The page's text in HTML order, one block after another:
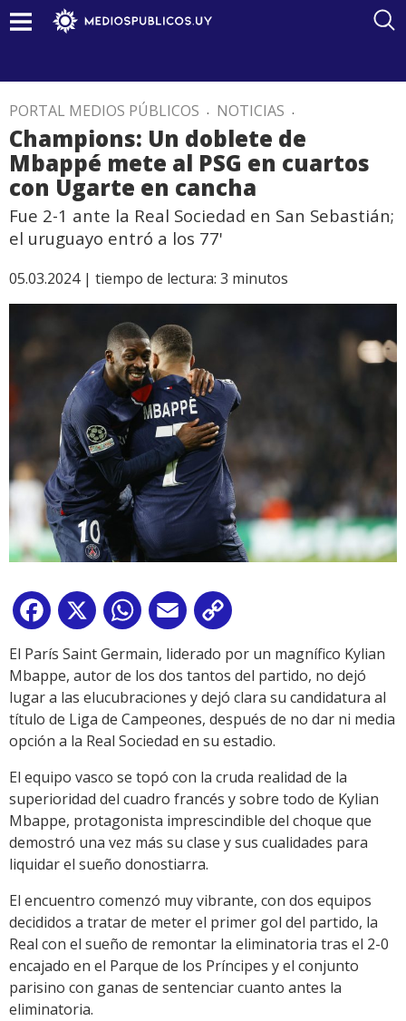
PORTAL MEDIOS PÚBLICOS . NOTICIAS .
Champions: Un doblete de
Mbappé mete al PSG en cuartos
con Ugarte en cancha
Fue 2-1 ante la Real Sociedad en San Sebastián;
el uruguayo entró a los 77'
05.03.2024 | tiempo de lectura: 3 minutos
Facebook
X WhatsApp
Email
Link
El París Saint Germain, liderado por un magnífico Kylian
Mbappe, autor de los dos tantos del partido, no dejó
lugar a las elucubraciones y dejó clara su candidatura al
título de Liga de Campeones, después de no dar ni media
opción a la Real Sociedad en su estadio.
El equipo vasco se topó con la cruda realidad de la
superioridad del cuadro francés y sobre todo de Kylian
Mbappe, protagonista imprescindible del choque que
demostró una vez más su clase y sus cualidades para
liquidar el sueño donostiarra.
El encuentro comenzó muy vibrante, con dos equipos
decididos a tratar de meter el primer gol del partido, la
Real con el sueño de remontar la eliminatoria tras el 2-0
encajado en el Parque de los Príncipes y el conjunto
parisino con ganas de sentenciar cuanto antes la
eliminatoria.